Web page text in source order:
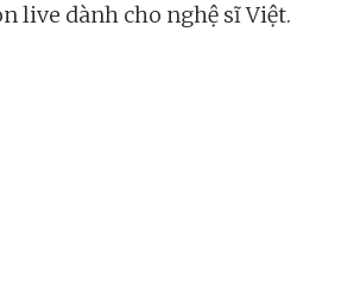
live dành cho nghệ sĩ Việt.